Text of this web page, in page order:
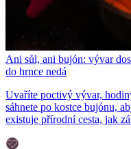
Ani sůl, ani bujón: vývar
do hrnce nedá
Uvaříte poctivý vývar,
sáhnete po kostce bujónu,
existuje přírodní cesta, jak